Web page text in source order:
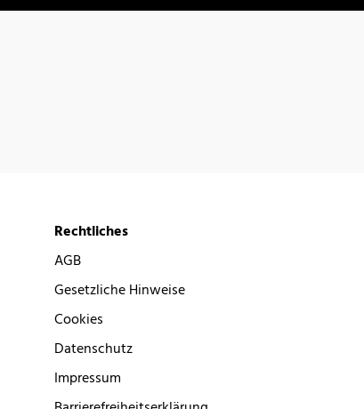
Rechtliches
AGB
Gesetzliche Hinweise
Cookies
Datenschutz
Impressum